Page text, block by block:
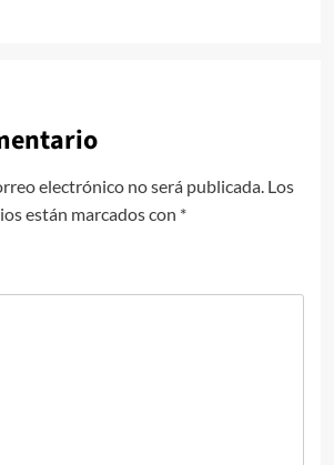
electrónico no será publicada. Los
están marcados con *